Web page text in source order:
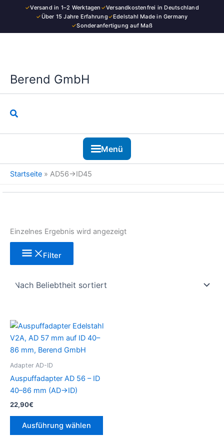
✓Versand in 1–2 Werktagen ✓Versandkostenfrei in Deutschland
✓Über 15 Jahre Erfahrung✓Edelstahl Made in Germany
✓Sonderanfertigung auf Maß
Berend GmbH
Suchen
Menü
Startseite » AD56→ID45
Einzelnes Ergebnis wird angezeigt
Filter
Adapter AD-ID
Auspuffadapter AD 56 – ID
40–86 mm (AD→ID)
22,90€
Ausführung wählen
Dieses
auf
Kategorie